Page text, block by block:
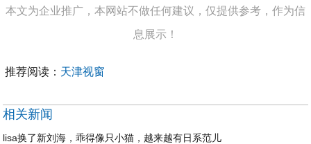
本文为企业推广，本网站不做任何建议，仅提供参考，作为信
息展示！
推荐阅读： 天津视窗
相关新闻
lisa换了新刘海，乖得像只小猫，越来越有日系范儿